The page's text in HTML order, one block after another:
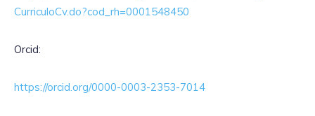
CurriculoCv.do?cod_rh=0001548450
Orcid:
https://orcid.org/0000-0003-2353-7014